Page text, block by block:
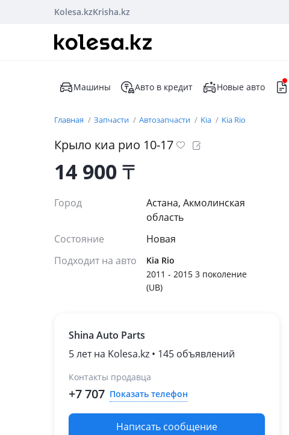
Kolesa.kzKrisha.kz
Машины Авто в кредит Новые авто
Главная Запчасти Автозапчасти Kia Kia Rio
Крыло киа рио 10-17
14 900₸
Город
Астана, Акмолинская
область
Состояние
Новая
Подходит на авто
Kia Rio
2011 - 2015 3 поколение
(UB)
Shina Auto Parts
5 лет на Kolesa.kz • 145 объявлений
Контакты продавца
+7 707 Показать телефон
Написать сообщение